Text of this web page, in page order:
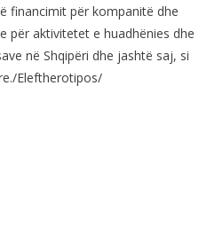
financimit për kompanitë dhe
për aktivitetet e huadhënies dhe
në Shqipëri dhe jashtë saj, si
Eleftherotipos/